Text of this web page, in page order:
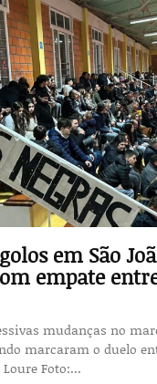
em São
empate
mudanças no
marcaram o duelo
em São João de Loure Foto:...